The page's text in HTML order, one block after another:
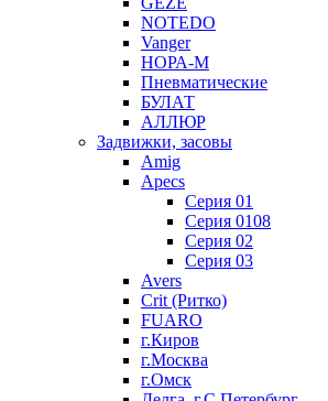
NOTEDO
Vanger
НОРА-М
Пневматические
БУЛАТ
АЛЛЮР
Задвижки, засовы
Amig
Apecs
Серия 01
Серия 0108
Серия 02
Серия 03
Avers
Crit (Ритко)
FUARO
г.Киров
г.Москва
г.Омск